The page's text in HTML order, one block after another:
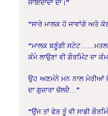
ਜਾਇਦਾਦਾਂ ਦਾ।”
“ਸਾਰੇ ਮਾਲਕ ਹੋ ਜਾਵਾਂਗੇ ਅਤੇ
“ਮਾਲਕ ਬਣੂੰਗੀ
ਕੰਮੇ ਲਾਉਣਾ ਵੀ ਗੌਰਮਿੰਟ ਦਾ
ਉਹ ਅਣਮੰਨੇ ਮਨ ਨਾਲ ਮੇਰੀਆਂ
ਦਾ ਗੁਜ਼ਾਰਾ ਚੱਲਦੈ…”
“ਉਂਜ ਤਾਂ ਫੇਰ ਤੂੰ ਵੀ ਸਾਡੀ